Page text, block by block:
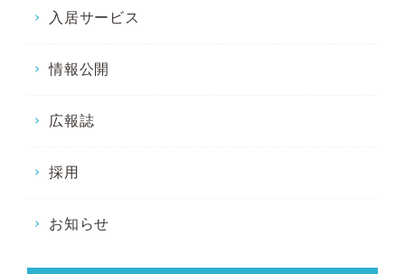
入居サービス
情報公開
広報誌
採用
お知らせ